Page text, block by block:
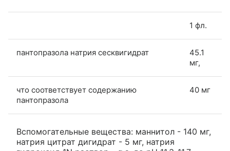
1 фл.
пантопразола натрия сесквигидрат
45.1
мг,
что соответствует содержанию
пантопразола
40 мг
Вспомогательные вещества: маннитол - 140 мг,
натрия цитрат дигидрат - 5 мг, натрия